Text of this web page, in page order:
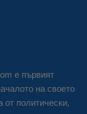
е първият
на своето
от политически,